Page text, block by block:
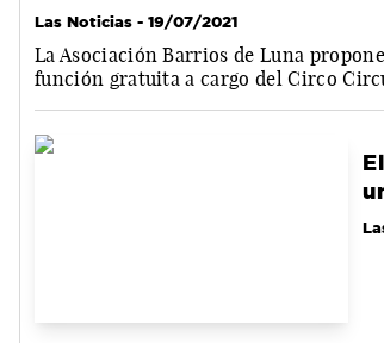
Las Noticias - 19/07/2021
La Asociación Barrios de Luna
función gratuita a cargo del Circo